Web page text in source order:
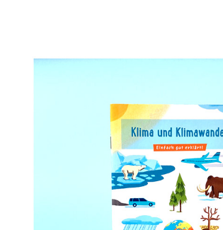
PIXI WISSEN: KLIMA UND